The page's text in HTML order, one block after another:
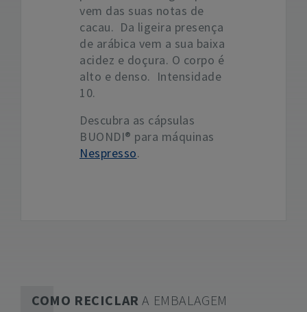
vem das suas notas de
cacau. Da ligeira presença
de arábica vem a sua baixa
acidez e doçura. O corpo é
alto e denso. Intensidade
10.
Descubra as cápsulas
BUONDI® para máquinas
Nespresso.
COMO RECICLAR A EMBALAGEM